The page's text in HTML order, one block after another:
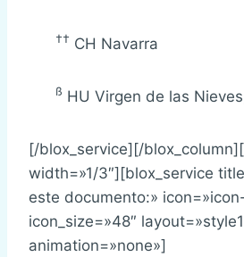
†† CH Navarra
ß HU Virgen de las
[/blox_service][/
width=»1/3″][blox_service
este documento:»
icon_size=»48″
animation=»none»]